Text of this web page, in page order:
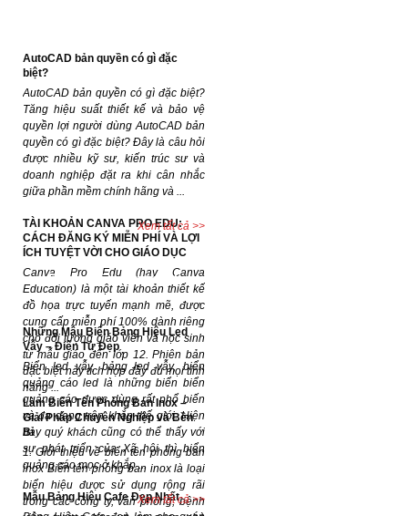
AutoCAD bản quyền có gì đặc
biệt?
AutoCAD bản quyền có gì đặc biệt?
Tăng hiệu suất thiết kế và bảo vệ
quyền lợi người dùng AutoCAD bản
quyền có gì đặc biệt? Đây là câu hỏi
được nhiều kỹ sư, kiến trúc sư và
doanh nghiệp đặt ra khi cân nhắc
giữa phần mềm chính hãng và ...
TÀI KHOẢN CANVA PRO EDU:
CÁCH ĐĂNG KÝ MIỄN PHÍ VÀ LỢI
ÍCH TUYỆT VỜI CHO GIÁO DỤC
Canva Pro Edu (hay Canva
Education) là một tài khoản thiết kế
đồ họa trực tuyến mạnh mẽ, được
cung cấp miễn phí 100% dành riêng
cho đối tượng giáo viên và học sinh
từ mẫu giáo đến lớp 12. Phiên bản
đặc biệt này tích hợp đầy đủ mọi tính
năng ...
Làm Biển Tên Phòng Ban Inox –
Giải Pháp Chuyên Nghiệp và Bền
Bỉ
1. Giới thiệu về biển tên phòng ban
inox Biển tên phòng ban inox là loại
biển hiệu được sử dụng rộng rãi
trong các công ty, văn phòng, bệnh
Xem tất cả >>
Dự án đã hoàn thành
Những Mẫu Biển Bảng Hiệu Led
Vẫy – Điện Tử Đẹp
Biển led vẫy, bảng led vẫy, biển
quảng cáo led là những biển biển
quảng cáo được dùng rất phổ biến
và đa dạng trên khắp thế giới. Hiện
nay quý khách cũng có thể thấy với
sự phát triển của Xã hội thì biển
quảng cáo mọc ở khắp ...
Mẫu Bảng Hiệu Cafe Đẹp Nhất
Xem tất cả >>